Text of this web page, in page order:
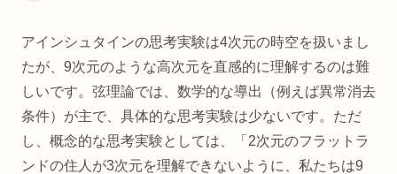
アインシュタインの思考実験は4次元の時空を扱いまし
たが、9次元のような高次元を直感的に理解するのは難
しいです。弦理論では、数学的な導出（例えば異常消去
条件）が主で、具体的な思考実験は少ないです。ただ
し、概念的な思考実験としては、「2次元のフラットラ
ンドの住人が3次元を理解できないように、私たちは9